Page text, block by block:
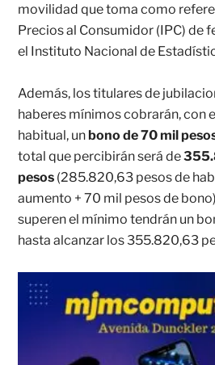
movilidad que toma como
Precios al Consumidor (IPC) de
el Instituto Nacional de
Además, los titulares de
haberes mínimos cobrarán, con
habitual, unbono de 70 mil
total que percibirán será de
pesos (285.820,63 pesos de
aumento + 70 mil pesos de
superen el mínimo tendrán un
hasta alcanzar los 355.820,63